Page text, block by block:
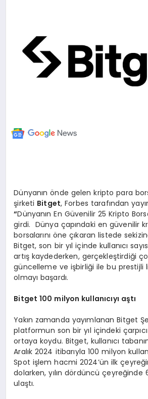
Dünyanın önde gelen kripto para
şirketi Bitget, Forbes tarafından
“Dünyanın En Güvenilir 25 Kripto
girdi. Dünya çapındaki en güvenilir
borsalarını öne çıkaran listede
Bitget, son bir yıl içinde kullanıcı
artış kaydederken, gerçekleştirdiği
güncelleme ve işbirliği ile bu prestijli
olmayı başardı.
Bitget 100 milyon kullanıcıyı aştı
Yakın zamanda yayımlanan Bitget
platformun son bir yıl içindeki
ortaya koydu. Bitget, kullanıcı
Aralık 2024 itibarıyla 100 milyon
Spot işlem hacmi 2024’ün ilk
dolarken, yılın dördüncü
ulaştı.